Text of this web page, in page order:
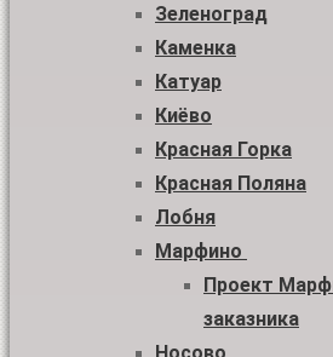
Зеленоград
Каменка
Катуар
Киёво
Красная Горка
Красная Поляна
Лобня
Марфино
Проект
заказника
Носово